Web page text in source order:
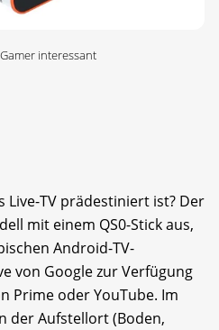
interessant
TV prädestiniert ist? Der
mit einem QS0-Stick aus,
Android-TV-
von Google zur Verfügung
Prime oder YouTube. Im
der Aufstellort (Boden,